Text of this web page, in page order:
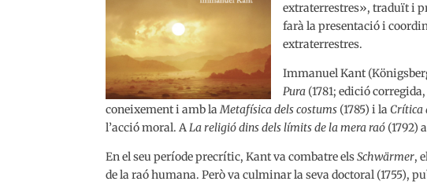
extraterrestres», traduït i
farà la presentació i
extraterrestres.
Immanuel Kant
Pura (1781; edició
coneixement i amb laMetafísica dels costums (1785) i laCrítica
l’acció moral. ALa religió dins dels límits de la mera raó (1792)
En el seu període precrític, Kant va combatre elsSchwärmer,
de la raó humana. Però va culminar la seva doctoral (1755),